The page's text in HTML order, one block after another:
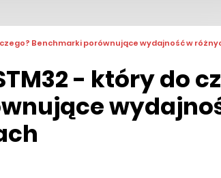
Benchmarki porównujące wydajność w
- który do